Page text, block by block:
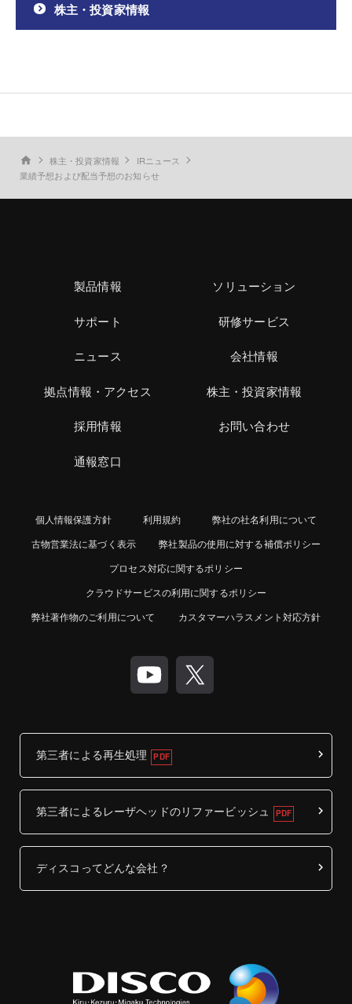
株主・投資家情報
home 株主・投資家情報
IRニュース
業績予想および配当予想のお知らせ
製品情報 ソリューション
サポート 研修サービス
ニュース 会社情報
拠点情報・アクセス 株主・投資家情報
採用情報 お問い合わせ
通報窓口
個人情報保護方針 利用規約
弊社の社名利用について
古物営業法に基づく表示
弊社製品の使用に対する補償ポリシー
プロセス対応に関するポリシー
クラウドサービスの利用に関するポリシー
弊社著作物のご利用について
カスタマーハラスメント対応方針
第三者による再生処理
第三者によるレーザヘッドのリファービッシュ
ディスコってどんな会社？